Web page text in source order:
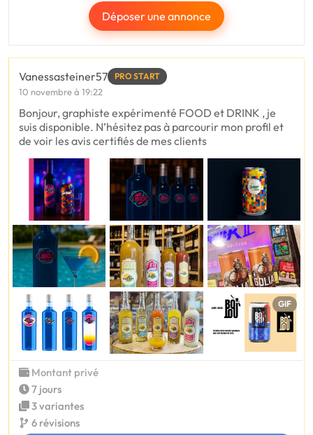
Déposer une annonce
Vanessasteiner57 PRO START
10 novembre à 19:22
Bonjour, graphiste expérimenté FOOD et DRINK , je
suis disponible. N’hésitez pas à parcourir mon profil et
de voir les avis certifiés de mes clients
GIF
Montant privé
7 jours
3 variantes
6 révisions